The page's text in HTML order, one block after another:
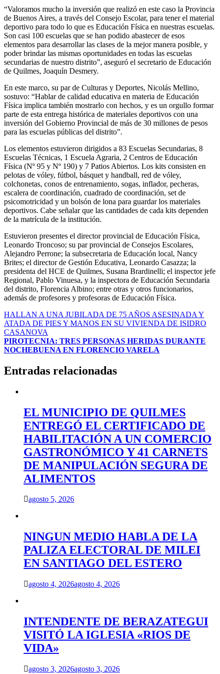
“Valoramos mucho la inversión que realizó en este caso la Provincia
de Buenos Aires, a través del Consejo Escolar, para tener el material
deportivo para todo lo que es Educación Física en nuestras escuelas.
Son casi 100 escuelas que se han podido abastecer de esos
elementos para desarrollar las clases de la mejor manera posible, y
poder brindar las mismas oportunidades en todas las escuelas
secundarias de nuestro distrito”, aseguró el secretario de Educación
de Quilmes, Joaquín Desmery.
En este marco, su par de Culturas y Deportes, Nicolás Mellino,
sostuvo: “Hablar de calidad educativa en materia de Educación
Física implica también mostrarlo con hechos, y es un orgullo formar
parte de esta entrega histórica de materiales deportivos con una
inversión del Gobierno Provincial de más de 30 millones de pesos
para las escuelas públicas del distrito”.
Los elementos estuvieron dirigidos a 83 Escuelas Secundarias, 8
Escuelas Técnicas, 1 Escuela Agraria, 2 Centros de Educación
Física (Nº 95 y Nº 190) y 7 Patios Abiertos. Los kits consisten en
pelotas de vóley, fútbol, básquet y handball, red de vóley,
colchonetas, conos de entrenamiento, sogas, inflador, pecheras,
escalera de coordinación, cuadrado de coordinación, set de
psicomotricidad y un bolsón de lona para guardar los materiales
deportivos. Cabe señalar que las cantidades de cada kits dependen
de la matrícula de la institución.
Estuvieron presentes el director provincial de Educación Física,
Leonardo Troncoso; su par provincial de Consejos Escolares,
Alejandro Perrone; la subsecretaria de Educación local, Nancy
Brites; el director de Gestión Educativa, Leonardo Casazza; la
presidenta del HCE de Quilmes, Susana Brardinelli; el inspector jefe
Regional, Pablo Vinuesa, y la inspectora de Educación Secundaria
del distrito, Florencia Albino; entre otras y otros funcionarios,
además de profesores y profesoras de Educación Física.
Navegación
de
entradas
HALLAN A UNA JUBILADA DE 75 AÑOS ASESINADA Y
ATADA DE PIES Y MANOS EN SU VIVIENDA DE ISIDRO
CASANOVA
PIROTECNIA: TRES PERSONAS HERIDAS DURANTE
NOCHEBUENA EN FLORENCIO VARELA
Entradas relacionadas
EL MUNICIPIO DE QUILMES
ENTREGÓ EL CERTIFICADO DE
HABILITACIÓN A UN COMERCIO
GASTRONÓMICO Y 41 CARNETS
DE MANIPULACIÓN SEGURA DE
ALIMENTOS
agosto 5, 2026
NINGUN MEDIO HABLA DE LA
PALIZA ELECTORAL DE MILEI
EN SANTIAGO DEL ESTERO
agosto 4, 2026agosto 4, 2026
INTENDENTE DE BERAZATEGUI
VISITÓ LA IGLESIA «RIOS DE
VIDA»
agosto 3, 2026agosto 3, 2026